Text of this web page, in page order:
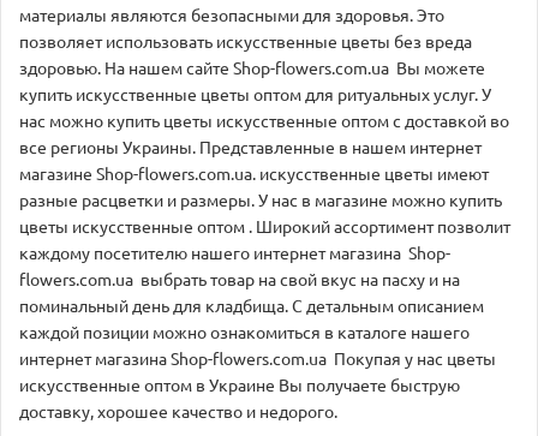
материалы являются безопасными для здоровья. Это
позволяет использовать искусственные цветы без вреда
здоровью. На нашем сайте Shop-flowers.com.ua Вы можете
купить искусственные цветы оптом для ритуальных услуг. У
нас можно купить цветы искусственные оптом с доставкой во
все регионы Украины. Представленные в нашем интернет
магазине Shop-flowers.com.ua. искусственные цветы имеют
разные расцветки и размеры. У нас в магазине можно купить
цветы искусственные оптом . Широкий ассортимент позволит
каждому посетителю нашего интернет магазина Shop-
flowers.com.ua выбрать товар на свой вкус на пасху и на
поминальный день для кладбища. С детальным описанием
каждой позиции можно ознакомиться в каталоге нашего
интернет магазина Shop-flowers.com.ua Покупая у нас цветы
искусственные оптом в Украине Вы получаете быструю
доставку, хорошее качество и недорого.